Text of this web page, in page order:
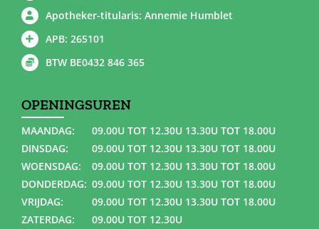
Apotheker-titularis: Annemie Humblet
APB: 265101
BTW BE0432 846 365
OPENINGSUREN
MAANDAG:
09.00U TOT 12.30U 13.30U TOT 18.00U
DINSDAG:
09.00U TOT 12.30U 13.30U TOT 18.00U
WOENSDAG:
09.00U TOT 12.30U 13.30U TOT 18.00U
DONDERDAG: 09.00U TOT 12.30U 13.30U TOT 18.00U
VRIJDAG:
09.00U TOT 12.30U 13.30U TOT 18.00U
ZATERDAG:
09.00U TOT 12.30U